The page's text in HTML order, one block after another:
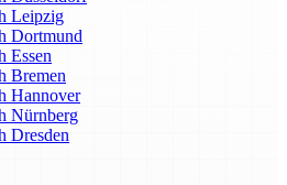
Leipzig
Dortmund
Essen
Bremen
Hannover
Nürnberg
Dresden